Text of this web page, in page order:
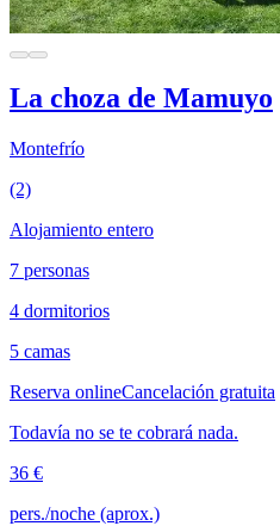
La choza de Mamuyo
Montefrío
(2)
Alojamiento entero
7 personas
4 dormitorios
5 camas
Reserva onlineCancelación gratuita
Todavía no se te cobrará nada.
36 €
pers./noche (aprox.)